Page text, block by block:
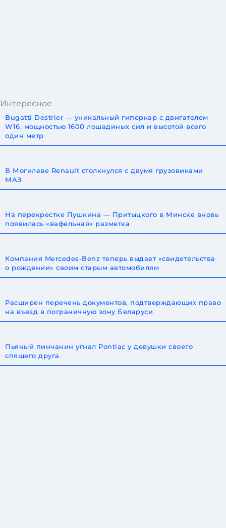
Интересное
Bugatti Destrier — уникальный гиперкар с двигателем
W16, мощностью 1600 лошадиных сил и высотой всего
один метр
В Могилеве Renault столкнулся с двумя грузовиками
МАЗ
На перекрестке Пушкина — Притыцкого в Минске вновь
появилась «вафельная» разметка
Компания Mercedes-Benz теперь выдает «свидетельства
о рождении» своим старым автомобилям
Расширен перечень документов, подтверждающих право
на въезд в пограничную зону Беларуси
Пьяный пинчанин угнал Pontiac у девушки своего
спящего друга